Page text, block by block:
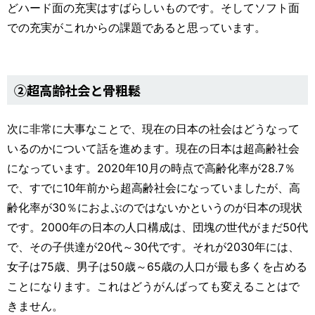
どハード面の充実はすばらしいものです。そしてソフト面
での充実がこれからの課題であると思っています。
②超高齢社会と骨粗鬆
次に非常に大事なことで、現在の日本の社会はどうなって
いるのかについて話を進めます。現在の日本は超高齢社会
になっています。2020年10月の時点で高齢化率が28.7％
で、すでに10年前から超高齢社会になっていましたが、高
齢化率が30％におよぶのではないかというのが日本の現状
です。2000年の日本の人口構成は、団塊の世代がまだ50代
で、その子供達が20代～30代です。それが2030年には、
女子は75歳、男子は50歳～65歳の人口が最も多くを占める
ことになります。これはどうがんばっても変えることはで
きません。